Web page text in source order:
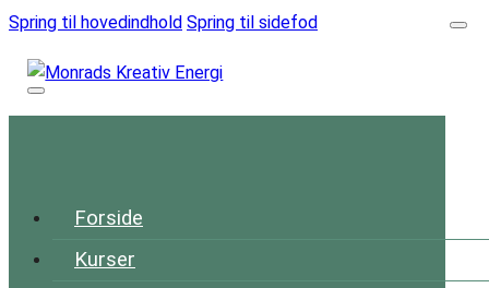
Spring til hovedindhold Spring til sidefod
Forside
Kurser